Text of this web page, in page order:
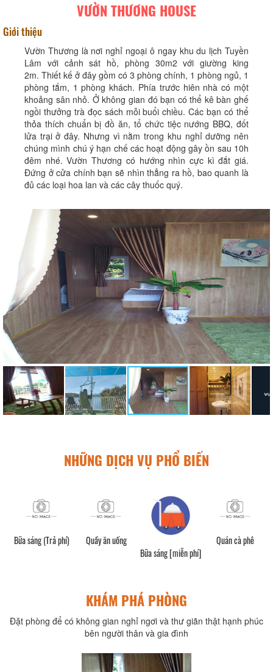
VƯỜN THƯƠNG HOUSE
Giới thiệu
Vườn Thương là nơi nghỉ ngoại ô ngay khu du lịch Tuyền
Lâm với cảnh sát hồ, phòng 30m2 với giường king
2m. Thiết kế ở đây gồm có 3 phòng chính, 1 phòng ngủ, 1
phòng tắm, 1 phòng khách. Phía trước hiên nhà có một
khoảng sân nhỏ. Ở không gian đó bạn có thể kê bàn ghế
ngồi thưởng trà đọc sách mỗi buổi chiều. Các bạn có thể
thỏa thích chuẩn bị đồ ăn, tổ chức tiệc nướng BBQ, đốt
lửa trại ở đây. Nhưng vì nằm trong khu nghỉ dưỡng nên
chúng mình chú ý hạn chế các hoạt động gây ồn sau 10h
đêm nhé. Vườn Thương có hướng nhìn cực kì đắt giá.
Đứng ở cửa chính bạn sẽ nhìn thẳng ra hồ, bao quanh là
đủ các loại hoa lan và các cây thuốc quý.
NHỮNG DỊCH VỤ PHỔ BIẾN
Bữa sáng (Trả phí)
Quầy ăn uống
Bữa sáng [miễn phí]
Quán cà phê
KHÁM PHÁ PHÒNG
Đặt phòng để có không gian nghỉ ngơi và thư giãn thật hạnh phúc
bên người thân và gia đình